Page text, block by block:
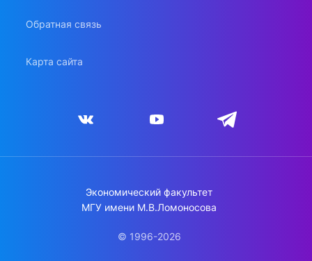
Обратная связь
Карта сайта
Экономический факультет
МГУ имени М.В.Ломоносова
© 1996-2026